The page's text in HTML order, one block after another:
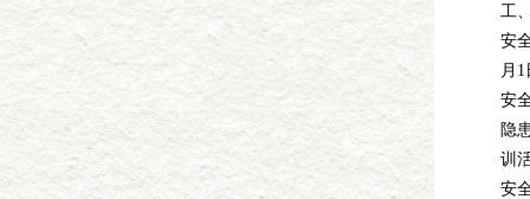
工
安
月
安
隐
训
安